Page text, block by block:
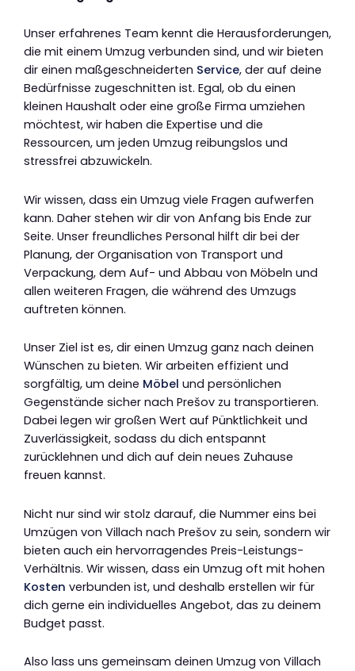
Unser erfahrenes Team kennt die Herausforderungen,
die mit einem Umzug verbunden sind, und wir bieten
dir einen maßgeschneiderten Service, der auf deine
Bedürfnisse zugeschnitten ist. Egal, ob du einen
kleinen Haushalt oder eine große Firma umziehen
möchtest, wir haben die Expertise und die
Ressourcen, um jeden Umzug reibungslos und
stressfrei abzuwickeln.
Wir wissen, dass ein Umzug viele Fragen aufwerfen
kann. Daher stehen wir dir von Anfang bis Ende zur
Seite. Unser freundliches Personal hilft dir bei der
Planung, der Organisation von Transport und
Verpackung, dem Auf- und Abbau von Möbeln und
allen weiteren Fragen, die während des Umzugs
auftreten können.
Unser Ziel ist es, dir einen Umzug ganz nach deinen
Wünschen zu bieten. Wir arbeiten effizient und
sorgfältig, um deine Möbel und persönlichen
Gegenstände sicher nach Prešov zu transportieren.
Dabei legen wir großen Wert auf Pünktlichkeit und
Zuverlässigkeit, sodass du dich entspannt
zurücklehnen und dich auf dein neues Zuhause
freuen kannst.
Nicht nur sind wir stolz darauf, die Nummer eins bei
Umzügen von Villach nach Prešov zu sein, sondern wir
bieten auch ein hervorragendes Preis-Leistungs-
Verhältnis. Wir wissen, dass ein Umzug oft mit hohen
Kosten verbunden ist, und deshalb erstellen wir für
dich gerne ein individuelles Angebot, das zu deinem
Budget passt.
Also lass uns gemeinsam deinen Umzug von Villach